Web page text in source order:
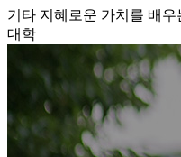
기타 지혜로운 가치를 배
대학